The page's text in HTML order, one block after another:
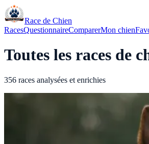
Race de Chien
RacesQuestionnaireComparerMon chien
Toutes les races de
356 races analysées et enrichies